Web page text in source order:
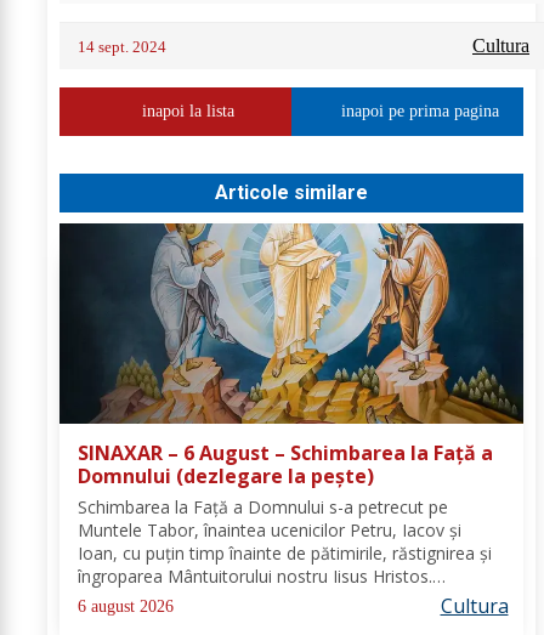
14 sept. 2024 Cultura
inapoi la lista inapoi pe prima pagina
Articole similare
SINAXAR – 6 August – Schimbarea la Față a
Domnului (dezlegare la peşte)
Schimbarea la Față a Domnului s-a petrecut pe
Muntele Tabor, înaintea ucenicilor Petru, Iacov și
Ioan, cu puțin timp înainte de pătimirile, răstignirea și
îngroparea Mântuitorului nostru Iisus Hristos.
Urcându-Se pe munte, Hristos-Domnul S-a depărtat
puţin de ucenici şi, suindu-Se pe un loc mai...
6 august 2026 Cultura